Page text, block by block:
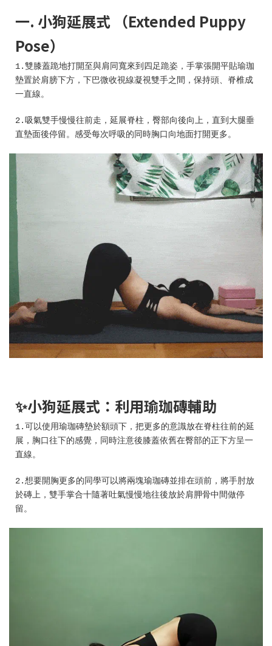
一. 小狗延展式 （Extended Puppy
Pose）
1.雙膝蓋跪地打開至與肩同寬來到四足跪姿，手掌張開平貼瑜珈
墊置於肩膀下方，下巴微收視線凝視雙手之間，保持頭、脊椎成
一直線。
2.吸氣雙手慢慢往前走，延展脊柱，臀部向後向上，直到大腿垂
直墊面後停留。感受每次呼吸的同時胸口向地面打開更多。
✨小狗延展式：利用瑜珈磚輔助
1.可以使用瑜珈磚墊於額頭下，把更多的意識放在脊柱往前的延
展，胸口往下的感覺，同時注意後膝蓋依舊在臀部的正下方呈一
直線。
2.想要開胸更多的同學可以將兩塊瑜珈磚並排在頭前，將手肘放
於磚上，雙手掌合十隨著吐氣慢慢地往後放於肩胛骨中間做停
留。